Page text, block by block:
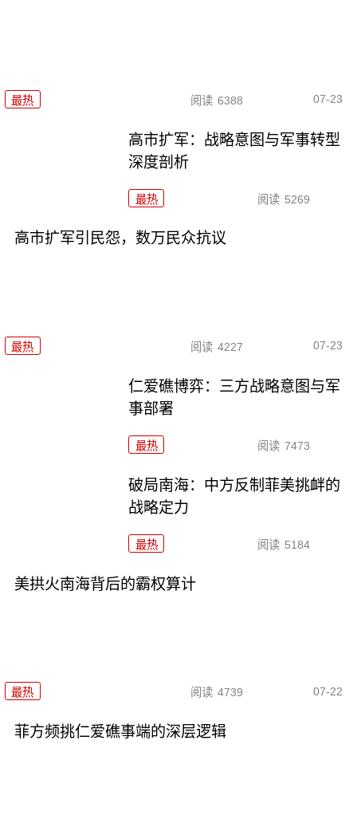
最热 阅读 6388 07-23
高市扩军：战略意图与军事转型
深度剖析
最热 阅读 5269
高市扩军引民怨，数万民众抗议
最热 阅读 4227 07-23
仁爱礁博弈：三方战略意图与军
事部署
最热 阅读 7473
破局南海：中方反制菲美挑衅的
战略定力
最热 阅读 5184
美拱火南海背后的霸权算计
最热 阅读 4739 07-22
菲方频挑仁爱礁事端的深层逻辑